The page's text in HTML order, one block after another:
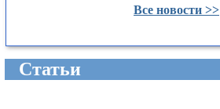
Все новости >>
Cтатьи